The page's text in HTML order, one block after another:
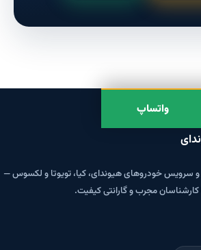
واتساپ
سرویس خودروهای هیوندای، کیا، تویوتا و لکسوس —
کارشناسان مجرب و گارانتی کیفیت.